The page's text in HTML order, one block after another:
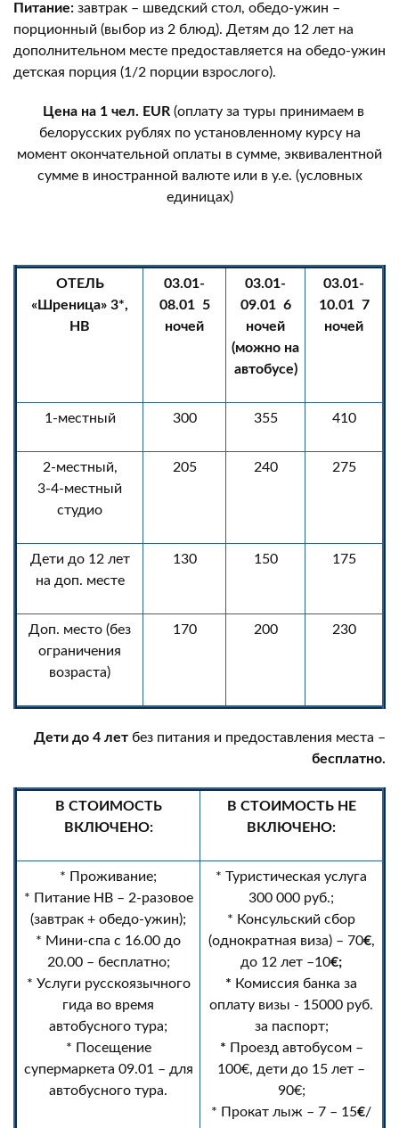
Питание: завтрак – шведский стол, обедо-ужин –
порционный (выбор из 2 блюд). Детям до 12 лет на
дополнительном месте предоставляется на обедо-ужин
детская порция (1/2 порции взрослого).
Цена на 1 чел. EUR (оплату за туры принимаем в
белорусских рублях по установленному курсу на
момент окончательной оплаты в сумме, эквивалентной
сумме в иностранной валюте или в у.е. (условных
единицах)
ОТЕЛЬ
«Шреница» 3*,
HB
03.01-
08.01 5
ночей
03.01-
09.01 6
ночей
(можно на
автобусе)
03.01-
10.01 7
ночей
1-местный 300 355 410
2-местный,
3-4-местный
студио
205 240 275
Дети до 12 лет
на доп. месте
130 150 175
Доп. место (без
ограничения
возраста)
170 200 230
Дети до 4 лет без питания и предоставления места –
бесплатно.
В СТОИМОСТЬ
ВКЛЮЧЕНО:
В СТОИМОСТЬ НЕ
ВКЛЮЧЕНО:
* Проживание;
* Питание НВ – 2-разовое
(завтрак + обедо-ужин);
* Мини-спа с 16.00 до
20.00 – бесплатно;
* Услуги русскоязычного
гида во время
автобусного тура;
* Посещение
супермаркета 09.01 – для
автобусного тура.
* Туристическая услуга
300 000 руб.;
* Консульский сбор
(однократная виза) – 70€,
до 12 лет –10€;
* Комиссия банка за
оплату визы - 15000 руб.
за паспорт;
* Проезд автобусом –
100€, дети до 15 лет –
90€;
* Прокат лыж – 7 – 15€/